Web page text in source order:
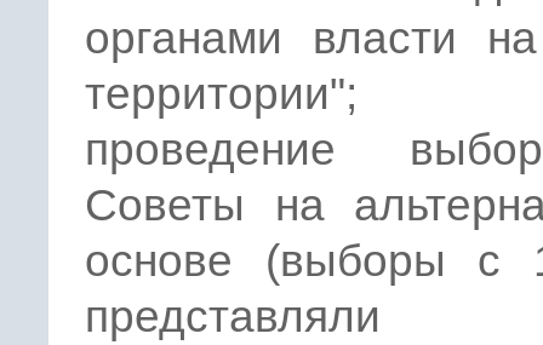
органами власти
территории";
проведение
Советы на
основе (выборы с
представляли